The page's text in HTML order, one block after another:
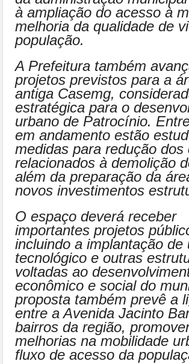
à ampliação do acesso à
melhoria da qualidade de
população.
A Prefeitura também
projetos previstos para a
antiga Casemg,
estratégica para o
urbano de Patrocínio.
em andamento estão
medidas para redução dos
relacionados à demolição
além da preparação da
novos investimentos
O espaço deverá receber
importantes projetos
incluindo a implantação de
tecnológico e outras
voltadas ao
econômico e social do
proposta também prevê a
entre a Avenida Jacinto
bairros da região,
melhorias na mobilidade
fluxo de acesso da